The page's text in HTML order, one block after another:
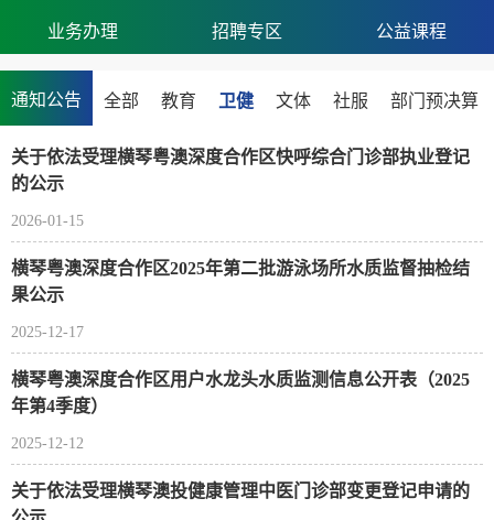
业务办理 招聘专区 公益课程
通知公告 全部 教育 卫健 文体 社服 部门预决算
关于依法受理横琴粤澳深度合作区快呼综合门诊部执业登记
的公示
2026-01-15
横琴粤澳深度合作区2025年第二批游泳场所水质监督抽检结
果公示
2025-12-17
横琴粤澳深度合作区用户水龙头水质监测信息公开表（2025
年第4季度）
2025-12-12
关于依法受理横琴澳投健康管理中医门诊部变更登记申请的